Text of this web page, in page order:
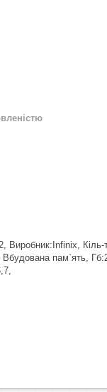
Виробник:Infinix,
Вбудована пам`ять,